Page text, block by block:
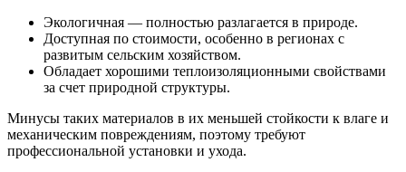
Экологичная — полностью разлагается в природе.
Доступная по стоимости, особенно в регионах с
развитым сельским хозяйством.
Обладает хорошими теплоизоляционными свойствами
за счет природной структуры.
Минусы таких материалов в их меньшей стойкости к влаге и
механическим повреждениям, поэтому требуют
профессиональной установки и ухода.